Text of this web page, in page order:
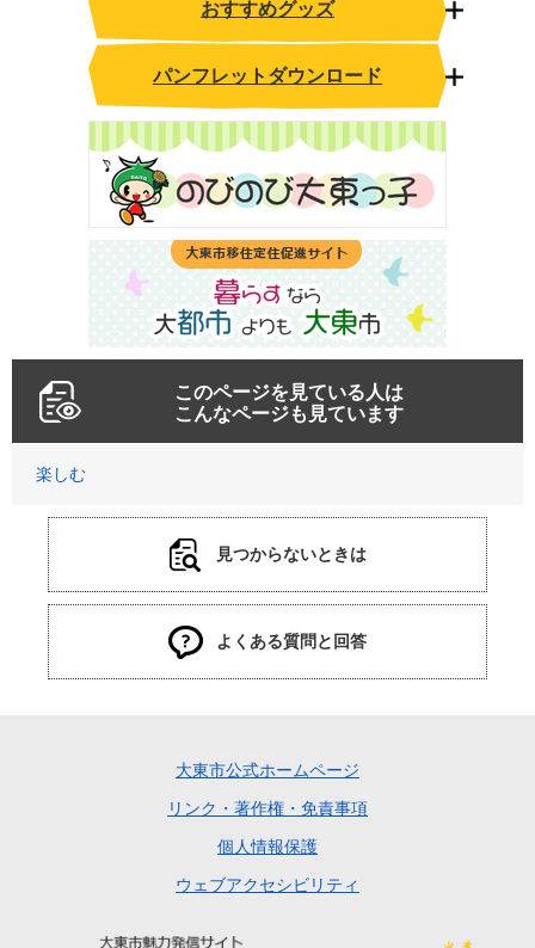
おすすめグッズ
パンフレットダウンロード
このページを見ている人は
こんなページも見ています
楽しむ
見つからないときは
よくある質問と回答
大東市公式ホームページ
リンク・著作権・免責事項
個人情報保護
ウェブアクセシビリティ